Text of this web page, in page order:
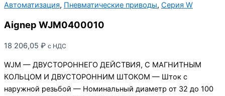
Автоматизация, Пневматические приводы, Серия W
Aignep WJM0400010
18 206,05 ₽ с НДС
WJM — ДВУСТОРОННЕГО ДЕЙСТВИЯ, С МАГНИТНЫМ
КОЛЬЦОМ И ДВУСТОРОННИМ ШТОКОМ — Шток с
наружной резьбой — Номинальный диаметр от 32 до 100